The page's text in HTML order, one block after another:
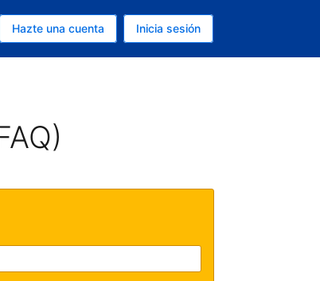
EEUU
actual es Español
Hazte una cuenta Inicia sesión